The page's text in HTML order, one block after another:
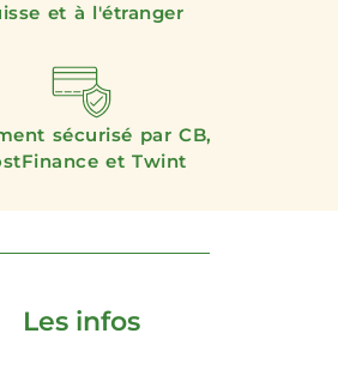
et à l'étranger
sécurisé par CB,
et Twint
Les infos